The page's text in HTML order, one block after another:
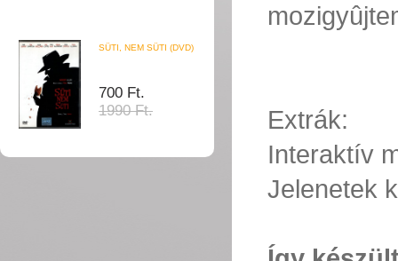
SÜTI, NEM SÜTI (DVD)
700 Ft.
1990 Ft.
Extrák:
Interaktív
Jelenetek